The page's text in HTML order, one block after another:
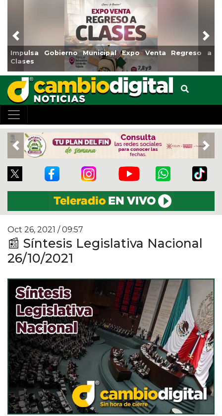
Impulsa Gobierno Municipal Expo Venta Regreso a
Clases
Previous
Previous
Oct 26, 2021 / 09:57
📰 Síntesis Legislativa Nacional
26/10/2021